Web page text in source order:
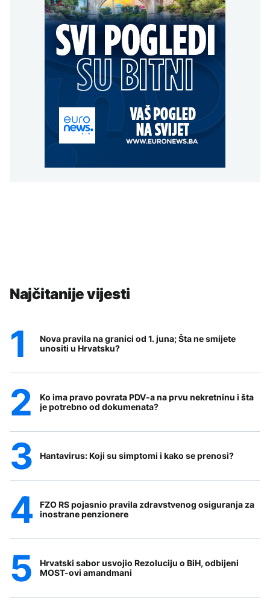
Najčitanije vijesti
Nova pravila na granici od 1. juna; Šta ne smijete
unositi u Hrvatsku?
Ko ima pravo povrata PDV-a na prvu nekretninu i šta
je potrebno od dokumenata?
Hantavirus: Koji su simptomi i kako se prenosi?
FZO RS pojasnio pravila zdravstvenog osiguranja za
inostrane penzionere
Hrvatski sabor usvojio Rezoluciju o BiH, odbijeni
MOST-ovi amandmani